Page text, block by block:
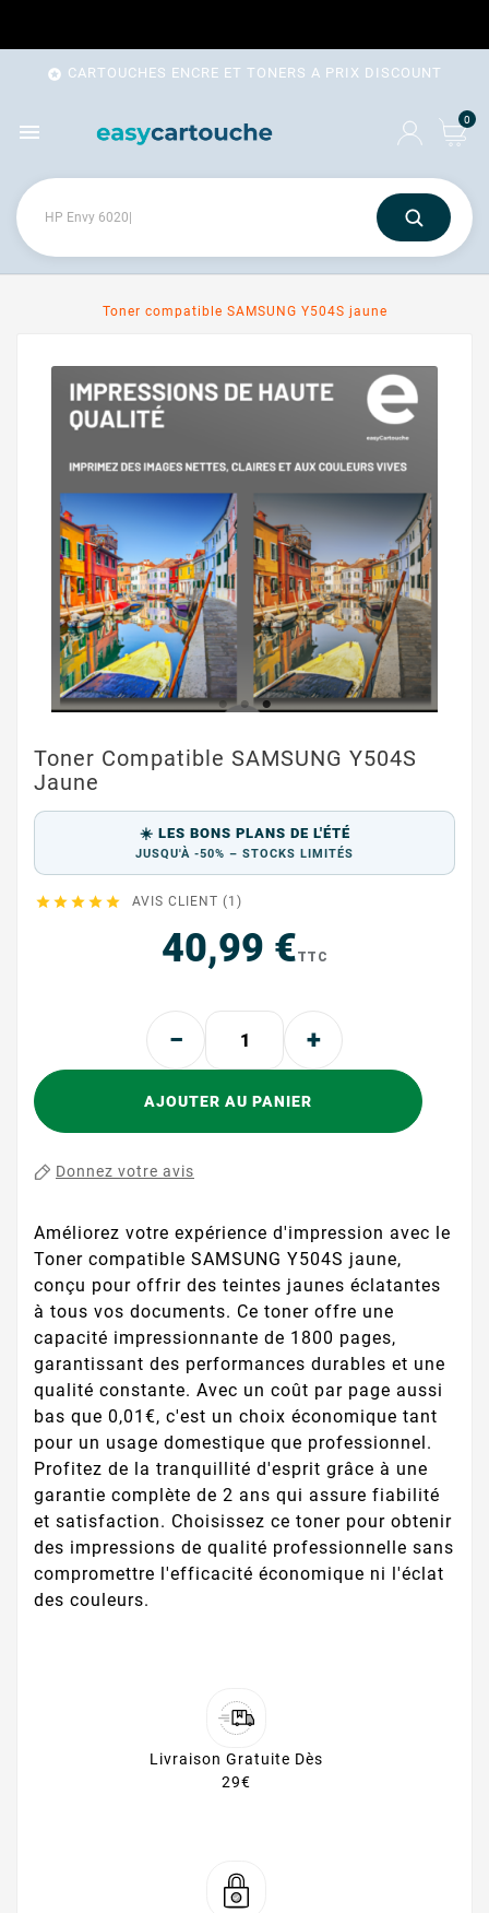
 CARTOUCHES ENCRE ET TONERS A PRIX DISCOUNT
 0
Toner compatible SAMSUNG Y504S jaune
Toner Compatible SAMSUNG Y504S
Jaune
☀️ LES BONS PLANS DE L'ÉTÉ
JUSQU'À -50% – STOCKS LIMITÉS
     AVIS CLIENT (1)
40,99 €TTC
AJOUTER AU PANIER
Donnez votre avis
Améliorez votre expérience d'impression avec le
Toner compatible SAMSUNG Y504S jaune,
conçu pour offrir des teintes jaunes éclatantes
à tous vos documents. Ce toner offre une
capacité impressionnante de 1800 pages,
garantissant des performances durables et une
qualité constante. Avec un coût par page aussi
bas que 0,01€, c'est un choix économique tant
pour un usage domestique que professionnel.
Profitez de la tranquillité d'esprit grâce à une
garantie complète de 2 ans qui assure fiabilité
et satisfaction. Choisissez ce toner pour obtenir
des impressions de qualité professionnelle sans
compromettre l'efficacité économique ni l'éclat
des couleurs.
Livraison Gratuite Dès
29€